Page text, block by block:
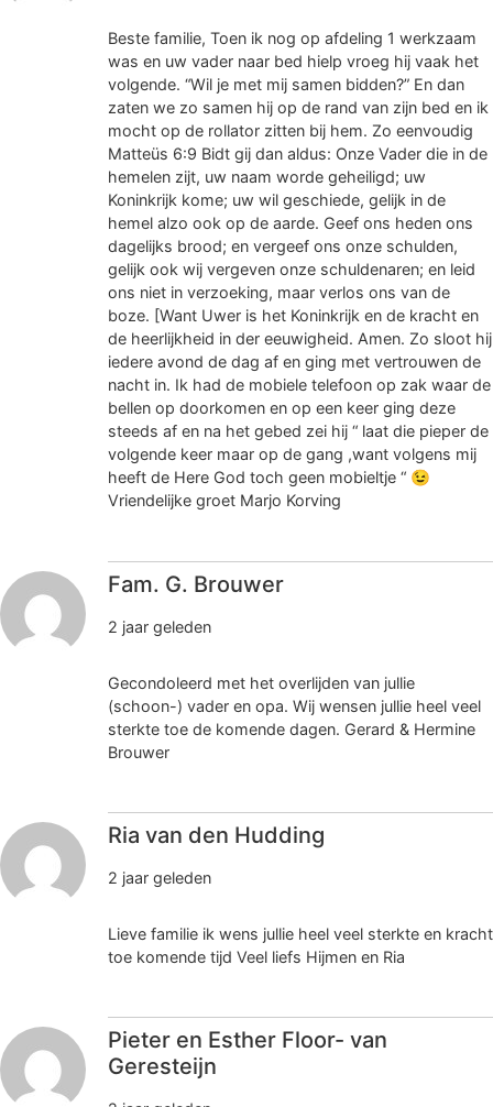
Beste familie, Toen ik nog op afdeling 1 werkzaam
was en uw vader naar bed hielp vroeg hij vaak het
volgende. “Wil je met mij samen bidden?” En dan
zaten we zo samen hij op de rand van zijn bed en ik
mocht op de rollator zitten bij hem. Zo eenvoudig
Matteüs 6:9 Bidt gij dan aldus: Onze Vader die in de
hemelen zijt, uw naam worde geheiligd; uw
Koninkrijk kome; uw wil geschiede, gelijk in de
hemel alzo ook op de aarde. Geef ons heden ons
dagelijks brood; en vergeef ons onze schulden,
gelijk ook wij vergeven onze schuldenaren; en leid
ons niet in verzoeking, maar verlos ons van de
boze. [Want Uwer is het Koninkrijk en de kracht en
de heerlijkheid in der eeuwigheid. Amen. Zo sloot hij
iedere avond de dag af en ging met vertrouwen de
nacht in. Ik had de mobiele telefoon op zak waar de
bellen op doorkomen en op een keer ging deze
steeds af en na het gebed zei hij “ laat die pieper de
volgende keer maar op de gang ,want volgens mij
heeft de Here God toch geen mobieltje “ 😉
Vriendelijke groet Marjo Korving
Fam. G. Brouwer
2 jaar geleden
Gecondoleerd met het overlijden van jullie
(schoon-) vader en opa. Wij wensen jullie heel veel
sterkte toe de komende dagen. Gerard & Hermine
Brouwer
Ria van den Hudding
2 jaar geleden
Lieve familie ik wens jullie heel veel sterkte en kracht
toe komende tijd Veel liefs Hijmen en Ria
Pieter en Esther Floor- van
Geresteijn